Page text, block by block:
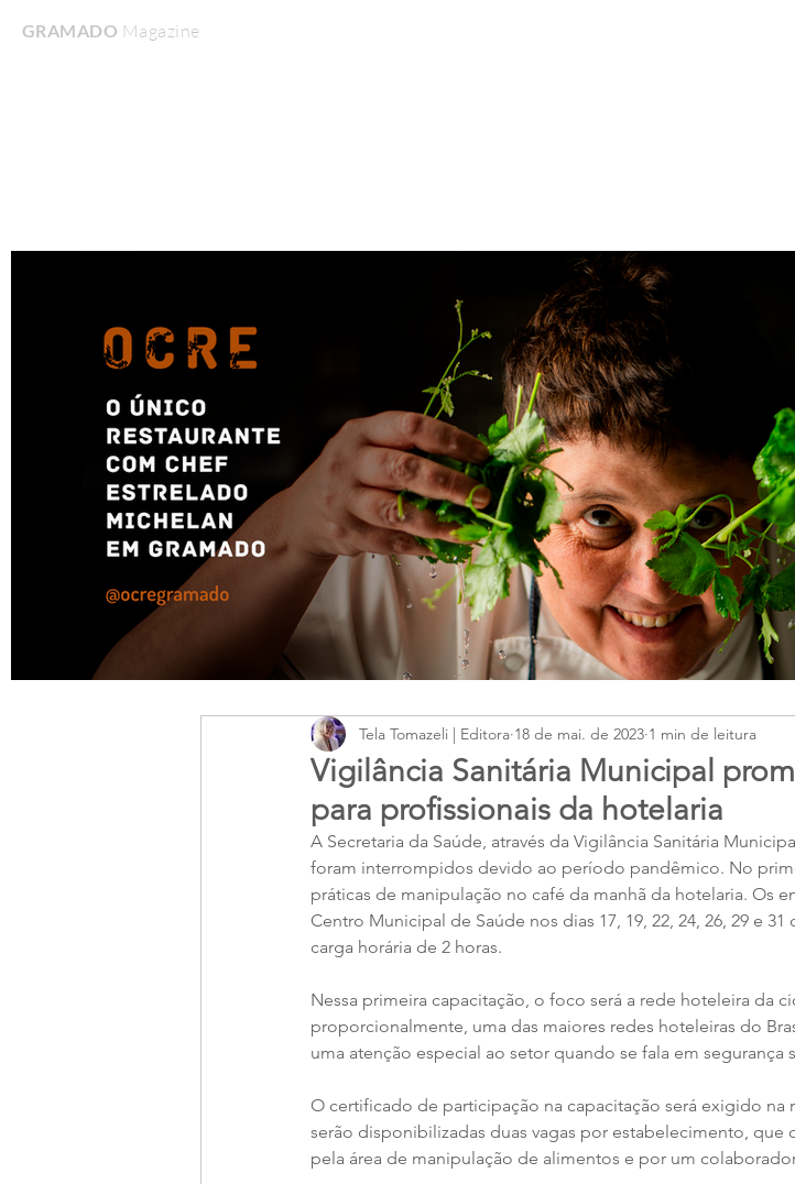
GRAMADO MagazineHome
Vigilância Sanitária Municipal
para profissionais da hotelaria
Tela Tomazeli | Editora 18 de mai. de 2023 1 min de leitura
A Secretaria da Saúde, através da Vigilância Sanitária
foram interrompidos devido ao período pandêmico. No
práticas de manipulação no café da manhã da hotelaria. Os
Centro Municipal de Saúde nos dias 17, 19, 22, 24, 26, 29 e
carga horária de 2 horas.
Nessa primeira capacitação, o foco será a rede hoteleira da
proporcionalmente, uma das maiores redes hoteleiras do
uma atenção especial ao setor quando se fala em segurança
O certificado de participação na capacitação será exigido na
serão disponibilizadas duas vagas por estabelecimento, que
pela área de manipulação de alimentos e por um